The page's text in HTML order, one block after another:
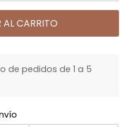
AL CARRITO
de pedidos de 1 a 5